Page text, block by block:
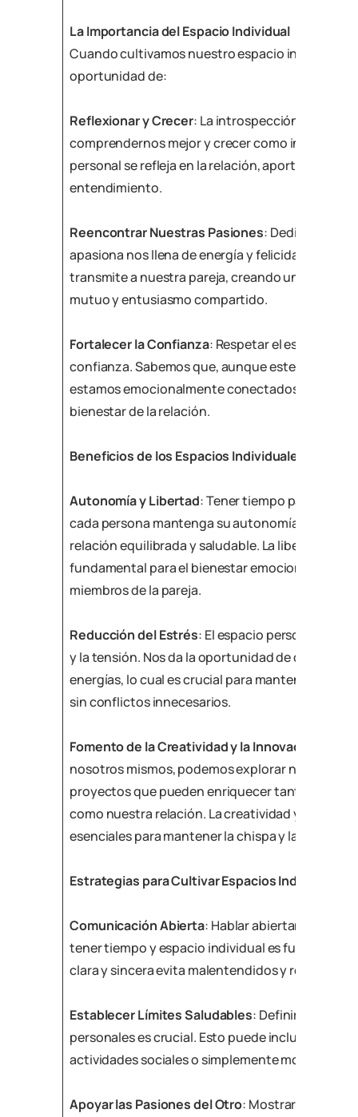
La Importancia del Espacio Individual
Cuando cultivamos nuestro espacio individual,
oportunidad de:
Reflexionar y Crecer: La introspección nos
comprendernos mejor y crecer como
personal se refleja en la relación, aportando una
entendimiento.
Reencontrar Nuestras Pasiones: Dedicar
apasiona nos llena de energía y felicidad. Esta
transmite a nuestra pareja, creando una
mutuo y entusiasmo compartido.
Fortalecer la Confianza: Respetar el espacio
confianza. Sabemos que, aunque estemos
estamos emocionalmente conectados y
bienestar de la relación.
Beneficios de los Espacios Individuales en la
Autonomía y Libertad: Tener tiempo para uno
cada persona mantenga su autonomía, lo cual
relación equilibrada y saludable. La libertad
fundamental para el bienestar emocional y
miembros de la pareja.
Reducción del Estrés: El espacio personal
y la tensión. Nos da la oportunidad de
energías, lo cual es crucial para mantener una
sin conflictos innecesarios.
Fomento de la Creatividad y la Innovación
nosotros mismos, podemos explorar nuevas
proyectos que pueden enriquecer tanto
como nuestra relación. La creatividad y la
esenciales para mantener la chispa y la emoción
Estrategias para Cultivar Espacios Individuales
Comunicación Abierta: Hablar abiertamente
tener tiempo y espacio individual es
clara y sincera evita malentendidos y refuerza
Establecer Límites Saludables: Definir y
personales es crucial. Esto puede incluir tiempo
actividades sociales o simplemente momentos
Apoyar las Pasiones del Otro: Mostrar interés y